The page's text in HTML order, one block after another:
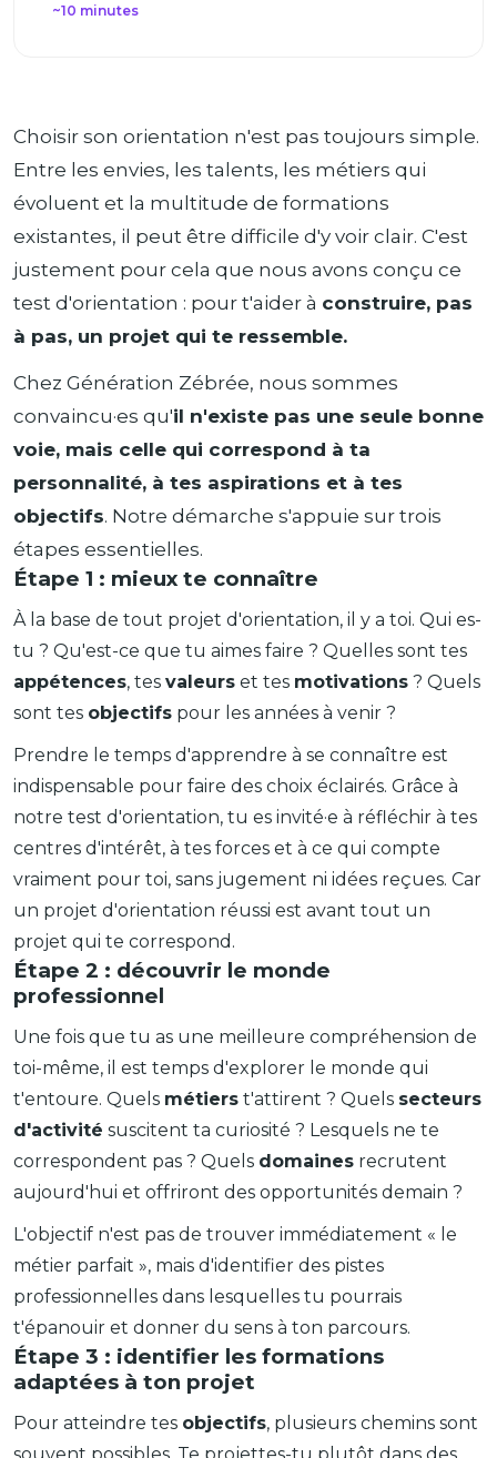
~10 minutes
Choisir son orientation n'est pas toujours simple.
Entre les envies, les talents, les métiers qui
évoluent et la multitude de formations
existantes, il peut être difficile d'y voir clair. C'est
justement pour cela que nous avons conçu ce
test d'orientation : pour t'aider à construire, pas
à pas, un projet qui te ressemble.
Chez Génération Zébrée, nous sommes
convaincu·es qu'il n'existe pas une seule bonne
voie, mais celle qui correspond à ta
personnalité, à tes aspirations et à tes
objectifs. Notre démarche s'appuie sur trois
étapes essentielles.
Étape 1 : mieux te connaître
À la base de tout projet d'orientation, il y a toi. Qui es-
tu ? Qu'est-ce que tu aimes faire ? Quelles sont tes
appétences, tes valeurs et tes motivations ? Quels
sont tes objectifs pour les années à venir ?
Prendre le temps d'apprendre à se connaître est
indispensable pour faire des choix éclairés. Grâce à
notre test d'orientation, tu es invité·e à réfléchir à tes
centres d'intérêt, à tes forces et à ce qui compte
vraiment pour toi, sans jugement ni idées reçues. Car
un projet d'orientation réussi est avant tout un
projet qui te correspond.
Étape 2 : découvrir le monde
professionnel
Une fois que tu as une meilleure compréhension de
toi-même, il est temps d'explorer le monde qui
t'entoure. Quels métiers t'attirent ? Quels secteurs
d'activité suscitent ta curiosité ? Lesquels ne te
correspondent pas ? Quels domaines recrutent
aujourd'hui et offriront des opportunités demain ?
L'objectif n'est pas de trouver immédiatement « le
métier parfait », mais d'identifier des pistes
professionnelles dans lesquelles tu pourrais
t'épanouir et donner du sens à ton parcours.
Étape 3 : identifier les formations
adaptées à ton projet
Pour atteindre tes objectifs, plusieurs chemins sont